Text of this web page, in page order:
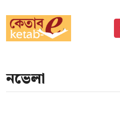
নভেলা